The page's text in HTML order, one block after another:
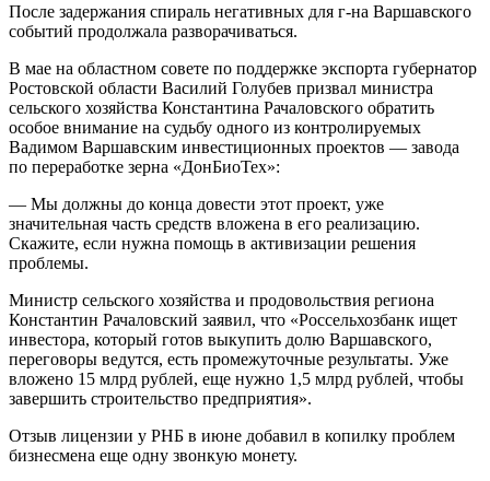
После задержания спираль негативных для г-на Варшавского
событий продолжала разворачиваться.
В мае на областном совете по поддержке экспорта губернатор
Ростовской области Василий Голубев призвал министра
сельского хозяйства Константина Рачаловского обратить
особое внимание на судьбу одного из контролируемых
Вадимом Варшавским инвестиционных проектов — завода
по переработке зерна «ДонБиоТех»:
— Мы должны до конца довести этот проект, уже
значительная часть средств вложена в его реализацию.
Скажите, если нужна помощь в активизации решения
проблемы.
Министр сельского хозяйства и продовольствия региона
Константин Рачаловский заявил, что «Россельхозбанк ищет
инвестора, который готов выкупить долю Варшавского,
переговоры ведутся, есть промежуточные результаты. Уже
вложено 15 млрд рублей, еще нужно 1,5 млрд рублей, чтобы
завершить строительство предприятия».
Отзыв лицензии у РНБ в июне добавил в копилку проблем
бизнесмена еще одну звонкую монету.